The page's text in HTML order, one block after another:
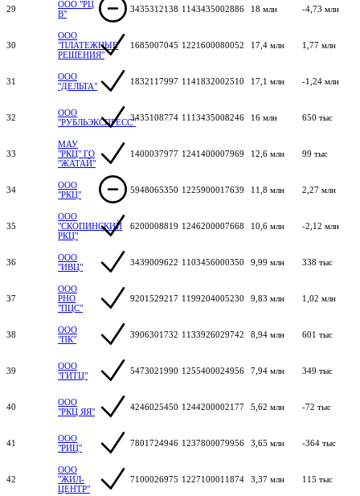
29
ООО "РЦ
В"
3435312138 1143435002886 18 млн -4,73 млн
30
ООО
"ПЛАТЕЖНЫЕ
РЕШЕНИЯ"
1685007045 1221600080052 17,4 млн 1,77 млн
31
ООО
"ДЕЛЬТА"
1832117997 1141832002510 17,1 млн -1,24 млн
32
ООО
"РУБЛЬЭКСПРЕСС"3435108774 1113435008246 16 млн 650 тыс
33
МАУ
"РКЦ" ГО
"ЖАТАЙ"
1400037977 1241400007969 12,6 млн 99 тыс
34
ООО
"РКЦ"
5948065350 1225900017639 11,8 млн 2,27 млн
35
ООО
"СКОПИНСКИЙ
РКЦ"
6200008819 1246200007668 10,6 млн -2,12 млн
36
ООО
"ИВЦ"
3439009622 1103456000350 9,99 млн 338 тыс
37
ООО
РНО
"ПЦС"
9201529217 1199204005230 9,83 млн 1,02 млн
38
ООО
"ПК"
3906301732 1133926029742 8,94 млн 601 тыс
39
ООО
"ГИТЦ"
5473021990 1255400024956 7,94 млн 349 тыс
40
ООО
"РКЦ ЯЯ"
4246025450 1244200002177 5,62 млн -72 тыс
41
ООО
"РИЦ"
7801724946 1237800079956 3,65 млн -364 тыс
42
ООО
"ЖИЛ-
ЦЕНТР"
7100026975 1227100011874 3,37 млн 115 тыс